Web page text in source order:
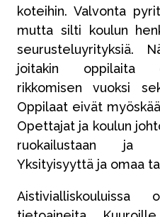
koteihin. Valvonta
mutta silti koulun
seurusteluyrityksiä.
joitakin oppilaita
rikkomisen vuoksi
Oppilaat eivät
Opettajat ja koulun
ruokailustaan ja
Yksityisyyttä ja omaa
Aistivialliskouluissa